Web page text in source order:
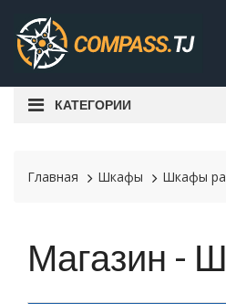
КАТЕГОРИИ
Главная Шкафы Шкафы
Магазин -